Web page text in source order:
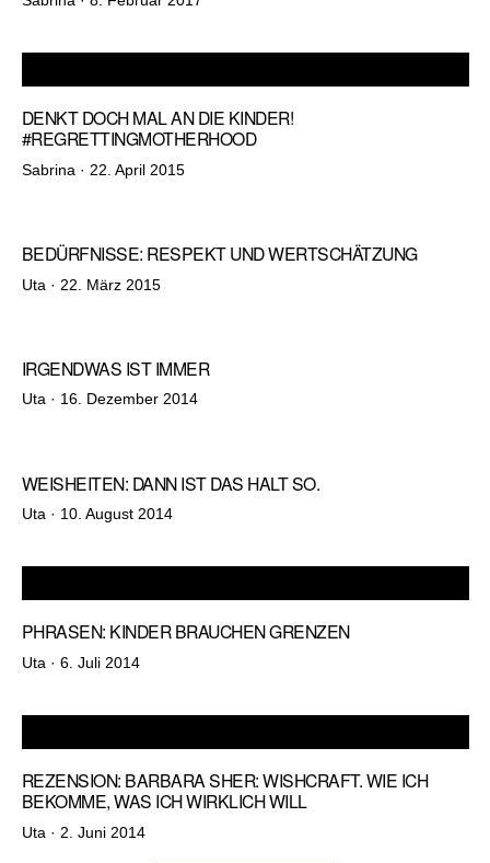
DENKT DOCH MAL AN DIE KINDER!
#REGRETTINGMOTHERHOOD
Sabrina · Veröffentlicht
22. April 2015
BEDÜRFNISSE: RESPEKT UND WERTSCHÄTZUNG
Uta · Veröffentlicht
22. März 2015
IRGENDWAS IST IMMER
Uta · Veröffentlicht
16. Dezember 2014
WEISHEITEN: DANN IST DAS HALT SO.
Uta · Veröffentlicht
10. August 2014
PHRASEN: KINDER BRAUCHEN GRENZEN
Uta · Veröffentlicht
6. Juli 2014
REZENSION: BARBARA SHER: WISHCRAFT. WIE ICH
BEKOMME, WAS ICH WIRKLICH WILL
Uta · Veröffentlicht
2. Juni 2014